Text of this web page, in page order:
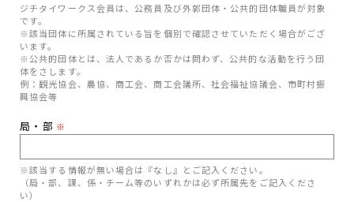
ジチタイワークス会員は、公務員及び外郭団体・公共的団体職員が対象
です。
※該当団体に所属されている旨を個別で確認させていただく場合がござ
います。
※公共的団体とは、法人であるか否かは問わず、公共的な活動を行う団
体をさします。
例：観光協会、農協、商工会、商工会議所、社会福祉協議会、市町村振
興協会等
局・部 ※
※該当する情報が無い場合は『なし』とご記入ください。
（局・部、課、係・チーム等のいずれかは必ず所属先をご記入くださ
い）